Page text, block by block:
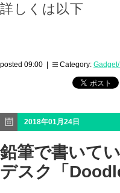
詳しくは以下
posted 09:00 | Category:
2018年01月24日
鉛筆で書いて
デスク「